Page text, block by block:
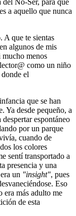
a aquello que nunca
A que te sientas
algunos de mis
mucho menos
como un niño
el
que se han
Ya desde pequeño, a
espontáneo
por un parque
cuando de
los colores
sentí transportado a
presencia y una
un "insight", pues
Eso
era más adulto me
de esta